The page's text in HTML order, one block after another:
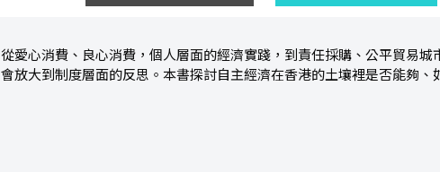
從愛心消費、良心消費，個人層面的經濟實踐，到責任採購、公平貿易
會放大到制度層面的反思。本書探討自主經濟在香港的土壤裡是否能夠、